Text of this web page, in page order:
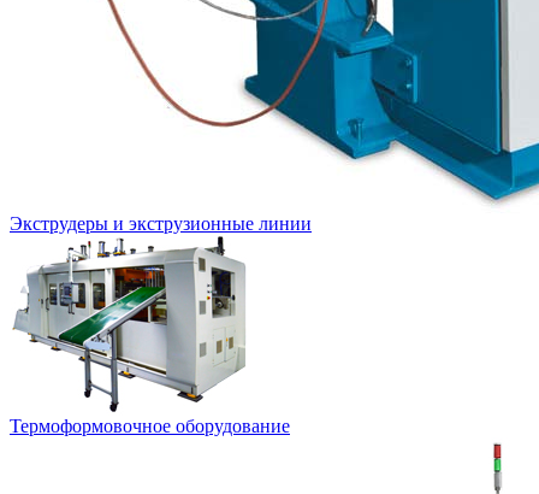
Экструдеры и экструзионные линии
Термоформовочное оборудование